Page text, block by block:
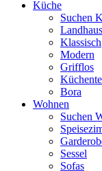
Küche
Suchen
Klassisch
Modern
Grifflos
Bora
Wohnen
Suchen
Sessel
Sofas